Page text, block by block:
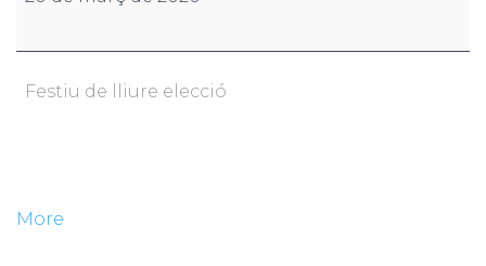
Festiu de lliure elecció
More